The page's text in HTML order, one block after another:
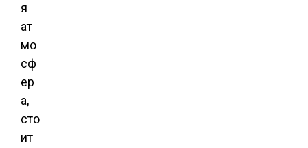
я
ат
мо
сф
ер
а,
сто
ит